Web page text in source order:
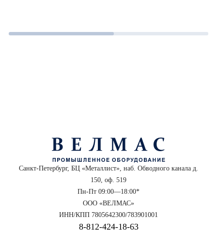
Санкт-Петербург, БЦ «Металлист», наб. Обводного канала д.
150, оф. 519
Пн-Пт 09:00—18:00*
ООО «ВЕЛМАС»
ИНН/КПП 7805642300/783901001
8‑812‑424‑18‑63